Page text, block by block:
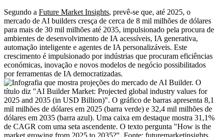
Segundo a Future Market Insights, prevê-se que, até 2025, o
mercado de AI builders cresça de cerca de 8 mil milhões de dólares
para mais de 30 mil milhões até 2035, impulsionado pela procura de
ambientes de desenvolvimento de IA acessíveis, IA generativa,
automação inteligente e agentes de IA personalizáveis. Este
crescimento é impulsionado por indústrias que procuram eficiências
económicas, inovação e novos modelos de negócio possibilitados
por ferramentas de IA democratizadas.